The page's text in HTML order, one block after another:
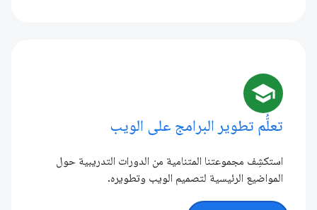
school
تعلُّم تطوير البرامج على الويب
استكشِف مجموعتنا المتنامية من الدورات التدريبية حول
المواضيع الرئيسية لتصميم الويب وتطويره.